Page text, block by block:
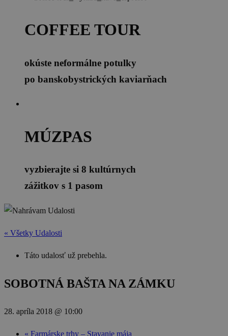
COFFEE TOUR
okúste neformálne potulky
po banskobystrických kaviarňach
MÚZPAS
vyzbierajte si 8 kultúrnych
zážitkov s 1 pasom
« Všetky Udalosti
Táto udalosť už prebehla.
SOBOTNÁ BAŠTA NA ZÁMKU
28. apríla 2018 @ 10:00
« Farmárske trhy – Stavanie mája